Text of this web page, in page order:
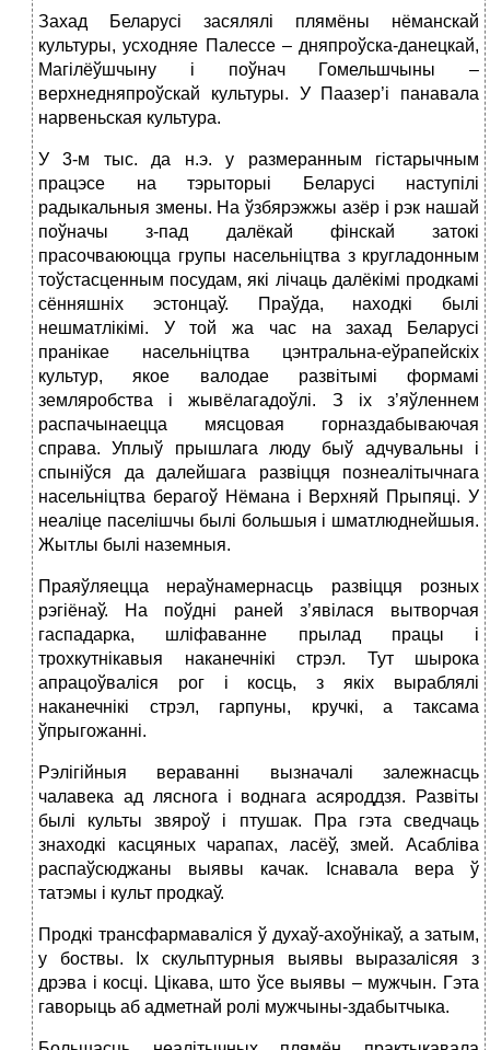
Захад Беларусі засялялі плямёны нёманскай
культуры, усходняе Палессе – дняпроўска-данецкай,
Магілёўшчыну і поўнач Гомельшчыны –
верхнедняпроўскай культуры. У Паазер’і панавала
нарвеньская культура.
У 3-м тыс. да н.э. у размеранным гістарычным
працэсе на тэрыторыі Беларусі наступілі
радыкальныя змены. На ўзбярэжжы азёр і рэк нашай
поўначы з-пад далёкай фінскай затокі
прасочваююцца групы насельніцтва з кругладонным
тоўстасценным посудам, які лічаць далёкімі продкамі
сённяшніх эстонцаў. Праўда, находкі былі
нешматлікімі. У той жа час на захад Беларусі
пранікае насельніцтва цэнтральна-еўрапейскіх
культур, якое валодае развітымі формамі
земляробства і жывёлагадоўлі. З іх з’яўленнем
распачынаецца мясцовая горназдабываючая
справа. Уплыў прышлага люду быў адчувальны і
спыніўся да далейшага развіцця познеалітычнага
насельніцтва берагоў Нёмана і Верхняй Прыпяці. У
неаліце паселішчы былі большыя і шматлюднейшыя.
Жытлы былі наземныя.
Праяўляецца нераўнамернасць развіцця розных
рэгіёнаў. На поўдні раней з’явілася вытворчая
гаспадарка, шліфаванне прылад працы і
трохкутнікавыя наканечнікі стрэл. Тут шырока
апрацоўваліся рог і косць, з якіх выраблялі
наканечнікі стрэл, гарпуны, кручкі, а таксама
ўпрыгожанні.
Рэлігійныя вераванні вызначалі залежнасць
чалавека ад ляснога і воднага асяроддзя. Развіты
былі культы звяроў і птушак. Пра гэта сведчаць
знаходкі касцяных чарапах, ласёў, змей. Асабліва
распаўсюджаны выявы качак. Існавала вера ў
татэмы і культ продкаў.
Продкі трансфармаваліся ў духаў-ахоўнікаў, а затым,
у боствы. Іх скульптурныя выявы выразалісяя з
дрэва і косці. Цікава, што ўсе выявы – мужчын. Гэта
гаворыць аб адметнай ролі мужчыны-здабытчыка.